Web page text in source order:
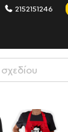
2152151246